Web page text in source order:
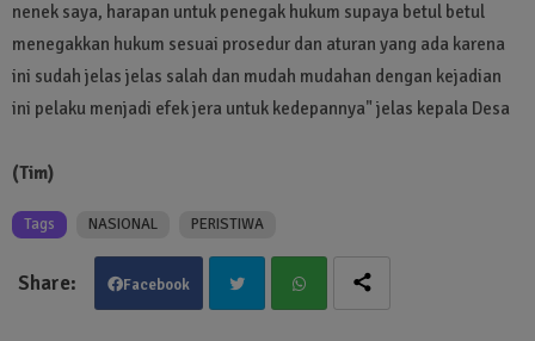
nenek saya, harapan untuk penegak hukum supaya betul betul
menegakkan hukum sesuai prosedur dan aturan yang ada karena
ini sudah jelas jelas salah dan mudah mudahan dengan kejadian
ini pelaku menjadi efek jera untuk kedepannya" jelas kepala Desa
(Tim)
Tags NASIONAL PERISTIWA
Facebook